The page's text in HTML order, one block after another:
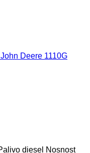
Deere 1110G
diesel Nosnost